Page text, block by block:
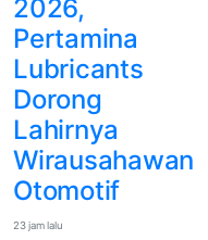
2026,
Pertamina
Lubricants
Dorong
Lahirnya
Wirausahawan
Otomotif
23 jam lalu